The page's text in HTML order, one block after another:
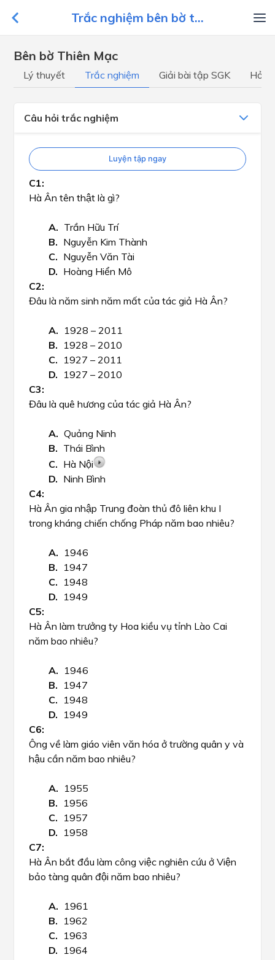
Trắc nghiệm bên bờ t...
Bên bờ Thiên Mạc
Lý thuyết Trắc nghiệm Giải bài tập SGK Hỏi
Câu hỏi trắc nghiệm
Luyện tập ngay
Hà Ân tên thật là gì?
Trần Hữu Trí
Nguyễn Kim Thành
Nguyễn Văn Tài
Hoàng Hiển Mô
Đâu là năm sinh năm mất của tác giả Hà Ân?
1928 – 2011
1928 – 2010
1927 – 2011
1927 – 2010
Đâu là quê hương của tác giả Hà Ân?
Quảng Ninh
Thái Bình
Hà Nội
Ninh Bình
Hà Ân gia nhập Trung đoàn thủ đô liên khu I
trong kháng chiến chống Pháp năm bao nhiêu?
1946
1947
1948
1949
Hà Ân làm trưởng ty Hoa kiều vụ tỉnh Lào Cai
năm bao nhiêu?
1946
1947
1948
1949
Ông về làm giáo viên văn hóa ở trường quân y và
hậu cần năm bao nhiêu?
1955
1956
1957
1958
Hà Ân bắt đầu làm công việc nghiên cứu ở Viện
bảo tàng quân đội năm bao nhiêu?
1961
1962
1963
1964